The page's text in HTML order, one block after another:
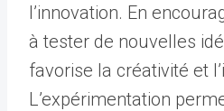
l’innovation. En
à tester de nouvelles
favorise la créativité et
L’expérimentation